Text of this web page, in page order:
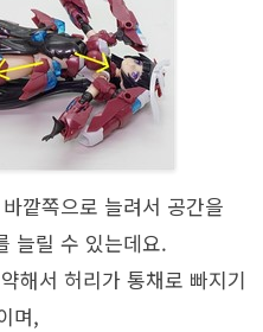
깥쪽으로 늘려서 공간을
늘릴 수 있는데요.
해서 허리가 통채로 빠지기
며,